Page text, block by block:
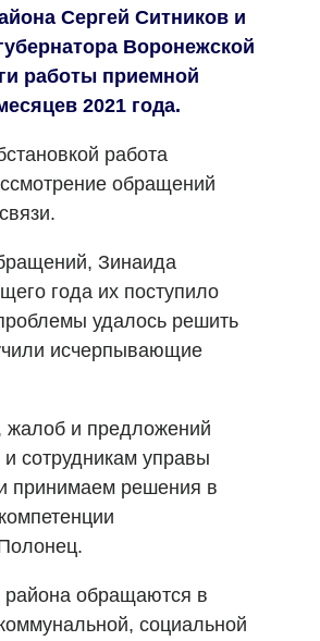
Сергей Ситников и
Воронежской
работы приемной
2021 года.
работа
обращений
Зинаида
года их поступило
удалось решить
исчерпывающие
жалоб и предложений
сотрудникам управы
принимаем решения в
района обращаются в
социальной